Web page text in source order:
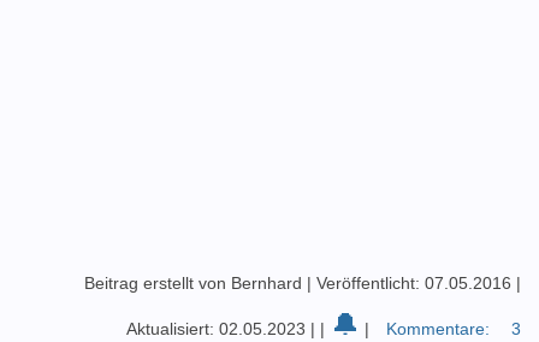
Beitrag erstellt von Bernhard | Veröffentlicht: 07.05.2016 |
Aktualisiert: 02.05.2023 | | 🔔 | Kommentare: 3